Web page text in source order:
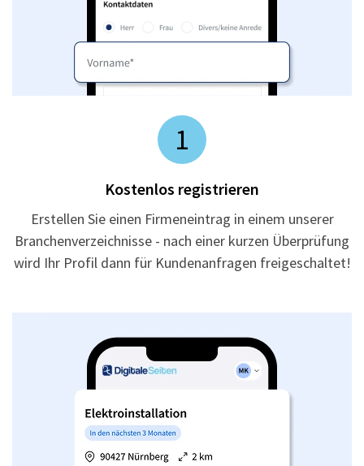
1
Kostenlos registrieren
Erstellen Sie einen Firmeneintrag in einem unserer
Branchenverzeichnisse - nach einer kurzen Überprüfung
wird Ihr Profil dann für Kundenanfragen freigeschaltet!